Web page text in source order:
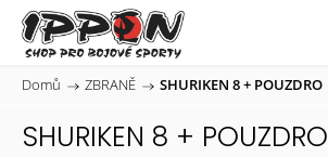
Domů / ZBRANĚ / SHURIKEN 8 + POUZDRO
SHURIKEN 8 + POUZDRO